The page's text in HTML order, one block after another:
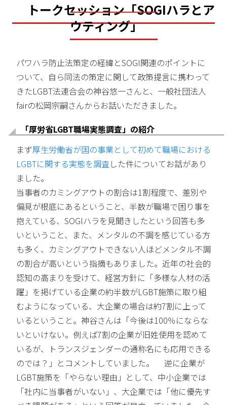
トークセッション「SOGIハラとア
ウティング」
パワハラ防止法策定の経緯とSOGI関連のポイントに
ついて、自ら同法の策定に関して政策提言に携わって
きたLGBT法連合会の神谷悠一さんと、一般社団法人
fairの松岡宗嗣さんからお話いただきました。
「厚労省LGBT職場実態調査」の紹介
まず厚生労働省が国の事業として初めて職場における
LGBTに関する実態を調査 した件についてお話があり
ました。
当事者のカミングアウトの割合は1割程度で、差別や
偏見が根底にあるということ、半数が職場で困り事を
抱えている、SOGIハラを見聞きしたという回答も多
いということ、また、メンタルの不調を感じている方
も多く、カミングアウトできない人ほどメンタル不調
の割合が高いという指摘もありました。近年の社会的
認知の高まりを受けて、経営方針に「多様な人材の活
躍」を掲げている企業の約半数がLGBT施策に取り組
むようになっている、大企業の場合は約7割に上って
いるということ。神谷さんは「今後は100％にならな
いといけない。例えば7割の企業が旧姓使用を認めて
いるが、トランスジェンダーの通称名にも応用できる
のでは？」とコメントしていました。 逆に企業が
LGBT施策を「やらない理由」として、中小企業では
「社内に当事者がいない」、大企業では「他に優先す